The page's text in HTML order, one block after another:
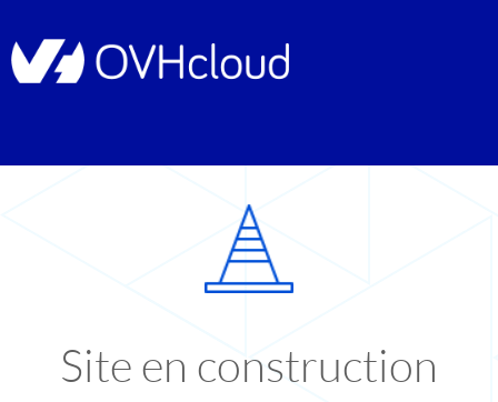
Site en construction